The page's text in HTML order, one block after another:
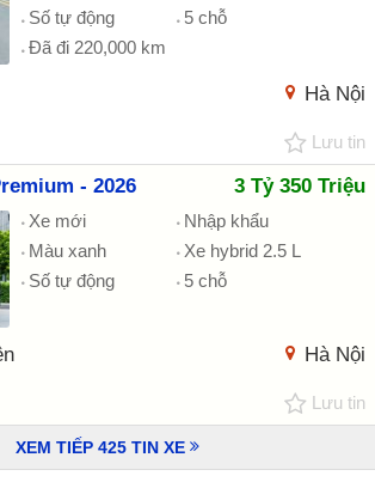
Số tự động
5 chỗ
Đã đi 220,000 km
Hà Nội
Lưu tin
- 2026 3 Tỷ 350 Triệu
Xe mới
Nhập khẩu
Màu xanh
Xe hybrid 2.5 L
Số tự động
5 chỗ
Hà Nội
Lưu tin
XEM TIẾP 425 TIN XE